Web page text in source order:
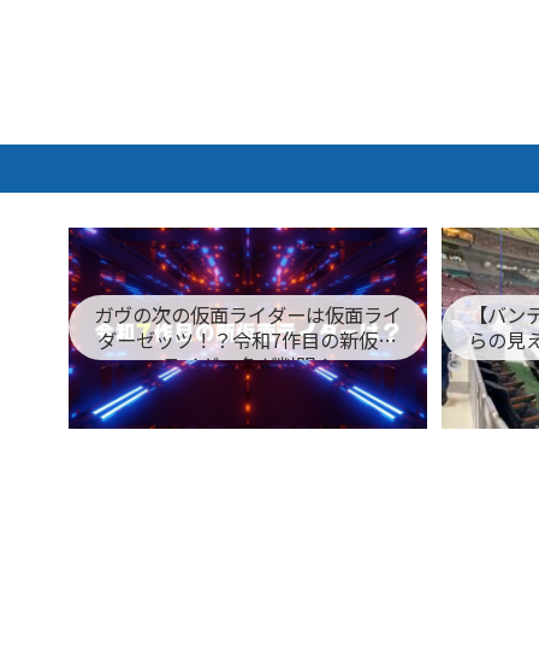
ガヴの次の仮面ライダーは仮面ライ
ダーゼッツ！？令和7作目の新仮面
ライダー名が判明！
【バン
らの見